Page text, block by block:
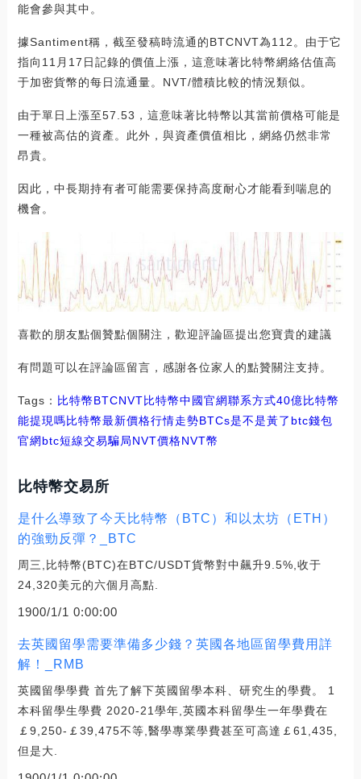
能會參與其中。
據Santiment稱，截至發稿時流通的BTCNVT為112。由于它
指向11月17日記錄的價值上漲，這意味著比特幣網絡估值高
于加密貨幣的每日流通量。NVT/體積比較的情況類似。
由于單日上漲至57.53，這意味著比特幣以其當前價格可能是
一種被高估的資產。此外，與資產價值相比，網絡仍然非常
昂貴。
因此，中長期持有者可能需要保持高度耐心才能看到喘息的
機會。
喜歡的朋友點個贊點個關注，歡迎評論區提出您寶貴的建議
有問題可以在評論區留言，感謝各位家人的點贊關注支持。
Tags： 比特幣BTCNVT比特幣中國官網聯系方式40億比特幣
能提現嗎比特幣最新價格行情走勢BTCs是不是黃了 btc錢包
官網btc短線交易騙局NVT價格NVT幣
比特幣交易所
是什么導致了今天比特幣（BTC）和以太坊（ETH）
的強勁反彈？_BTC
周三,比特幣(BTC)在BTC/USDT貨幣對中飆升9.5%,收于
24,320美元的六個月高點.
1900/1/1 0:00:00
去英國留學需要準備多少錢？英國各地區留學費用詳
解！_RMB
英國留學學費 首先了解下英國留學本科、研究生的學費。 1
本科留學生學費 2020-21學年,英國本科留學生一年學費在
￡9,250-￡39,475不等,醫學專業學費甚至可高達￡61,435,
但是大.